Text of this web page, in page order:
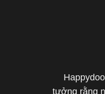
tưởng rằng